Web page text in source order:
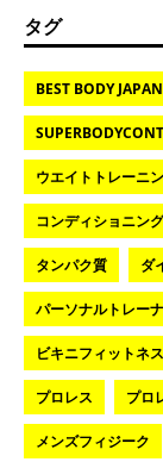
タグ
BEST BODY JAPAN
ウエイトトレーニ
コンディショニング
タンパク質 ダ
パーソナルトレー
ビキニフィットネス
プロレス プロ
メンズフィジーク